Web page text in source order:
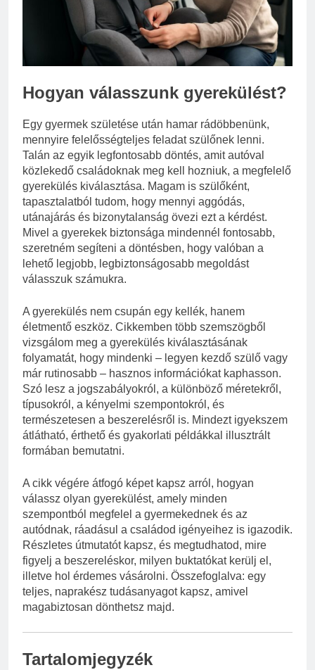
Mit hány fokon kell
mosni?
3 Nap Ezelőtt
Hogyan válasszunk gyerekülést?
Egy gyermek születése után hamar rádöbbenünk,
mennyire felelősségteljes feladat szülőnek lenni.
Talán az egyik legfontosabb döntés, amit autóval
közlekedő családoknak meg kell hozniuk, a megfelelő
gyerekülés kiválasztása. Magam is szülőként,
tapasztalatból tudom, hogy mennyi aggódás,
utánajárás és bizonytalanság övezi ezt a kérdést.
Mivel a gyerekek biztonsága mindennél fontosabb,
szeretném segíteni a döntésben, hogy valóban a
lehető legjobb, legbiztonságosabb megoldást
válasszuk számukra.
A gyerekülés nem csupán egy kellék, hanem
életmentő eszköz. Cikkemben több szemszögből
vizsgálom meg a gyerekülés kiválasztásának
folyamatát, hogy mindenki – legyen kezdő szülő vagy
már rutinosabb – hasznos információkat kaphasson.
Szó lesz a jogszabályokról, a különböző méretekről,
típusokról, a kényelmi szempontokról, és
természetesen a beszerelésről is. Mindezt igyekszem
átlátható, érthető és gyakorlati példákkal illusztrált
formában bemutatni.
A cikk végére átfogó képet kapsz arról, hogyan
válassz olyan gyerekülést, amely minden
szempontból megfelel a gyermekednek és az
autódnak, ráadásul a családod igényeihez is igazodik.
Részletes útmutatót kapsz, és megtudhatod, mire
figyelj a beszereléskor, milyen buktatókat kerülj el,
illetve hol érdemes vásárolni. Összefoglalva: egy
teljes, naprakész tudásanyagot kapsz, amivel
magabiztosan dönthetsz majd.
Tartalomjegyzék